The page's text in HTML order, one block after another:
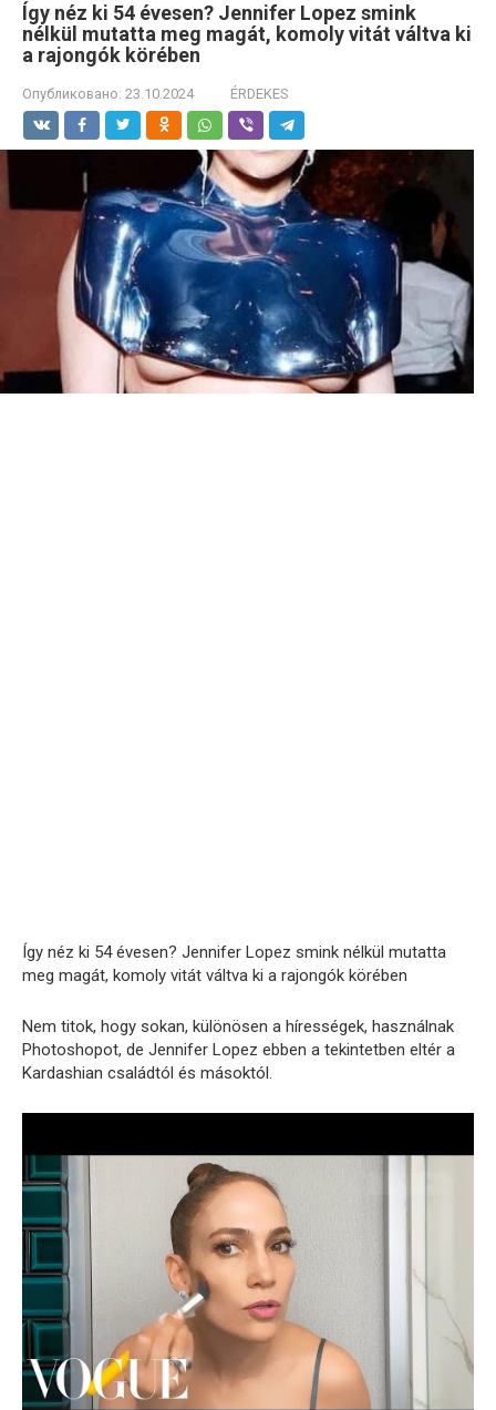
Így néz ki 54 évesen? Jennifer Lopez smink
nélkül mutatta meg magát, komoly vitát váltva ki
a rajongók körében
Опубликовано: 23.10.2024 ÉRDEKES
Így néz ki 54 évesen? Jennifer Lopez smink nélkül mutatta
meg magát, komoly vitát váltva ki a rajongók körében
Nem titok, hogy sokan, különösen a hírességek, használnak
Photoshopot, de Jennifer Lopez ebben a tekintetben eltér a
Kardashian családtól és másoktól.